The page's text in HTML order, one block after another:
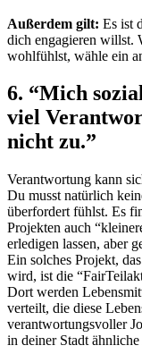
Außerdem gilt: Es ist
dich engagieren willst.
wohlfühlst, wähle ein
6. “Mich
viel
nicht zu.”
Verantwortung kann
Du musst natürlich
überfordert fühlst. Es
Projekten auch
erledigen lassen, aber
Ein solches Projekt,
wird, ist die
Dort werden
verteilt, die diese
verantwortungsvoller
in deiner Stadt